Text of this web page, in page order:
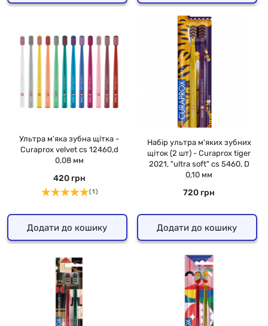
Ультра м'яка зубна щітка -
Curaprox velvet cs 12460,d
0,08 мм
420 грн
( 1 )
Додати до кошику
Набір ультра м'яких зубних
щіток (2 шт) - Curaprox tiger
2021, "ultra soft" cs 5460, D
0,10 мм
720 грн
Додати до кошику